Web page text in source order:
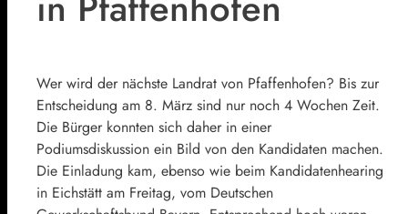
Wer wird der nächste Landrat von Pfaffenhofen? Bis zur
Entscheidung am 8. März sind nur noch 4 Wochen Zeit.
Die Bürger konnten sich daher in einer
Podiumsdiskussion ein Bild von den Kandidaten machen.
Die Einladung kam, ebenso wie beim Kandidatenhearing
in Eichstätt am Freitag, vom Deutschen